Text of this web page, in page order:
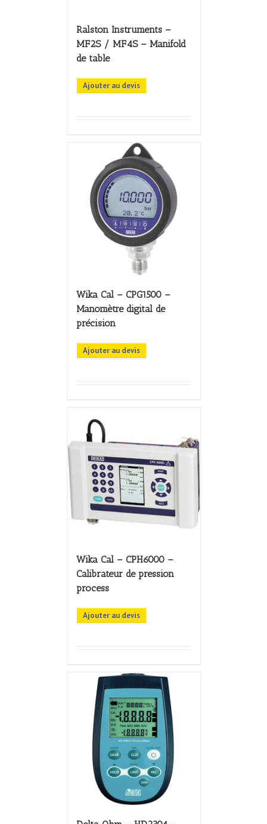
Ralston Instruments –
MF2S / MF4S – Manifold
de table
Ajouter au devis
Wika Cal – CPG1500 –
Manomètre digital de
précision
Ajouter au devis
Wika Cal – CPH6000 –
Calibrateur de pression
process
Ajouter au devis